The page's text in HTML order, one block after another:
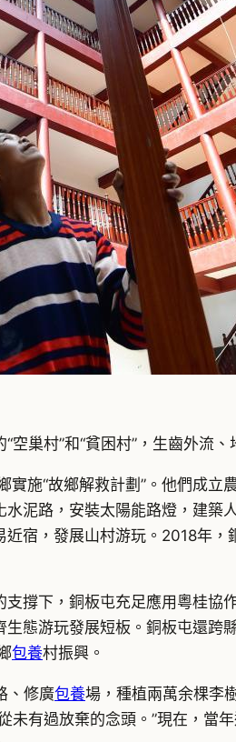
巢村”和“貧困村”，生齒外流
施“故鄉解救計劃”。他們成
泥路，安裝太陽能路燈，建築
宿，發展山村游玩。2018年
撐下，銅板屯充足應用粵桂協
態游玩發展短板。銅板屯還
包養村振興。
、修廣包養場，種植兩萬余棵李
有過放棄的念頭。”現在，當